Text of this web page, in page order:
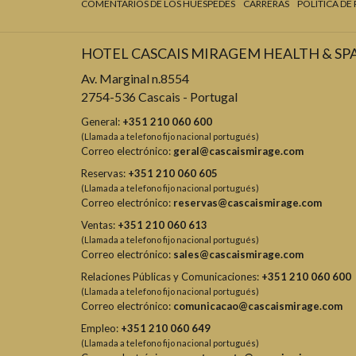
COMENTARIOS DE LOS HUÉSPEDES CARRERAS POLÍTICA DE
HOTEL CASCAIS MIRAGEM HEALTH &
Av. Marginal n.8554
2754-536 Cascais - Portugal
General: +351 210 060 600
(Llamada a telefono fijo nacional portugués)
Correo electrónico: geral@cascaismirage.com
Reservas: +351 210 060 605
(Llamada a telefono fijo nacional portugués)
Correo electrónico: reservas@cascaismirage.com
Ventas: +351 210 060 613
(Llamada a telefono fijo nacional portugués)
Correo electrónico: sales@cascaismirage.com
Relaciones Públicas y Comunicaciones: +351 210 060 600
(Llamada a telefono fijo nacional portugués)
Correo electrónico: comunicacao@cascaismirage.com
Empleo: +351 210 060 649
(Llamada a telefono fijo nacional portugués)